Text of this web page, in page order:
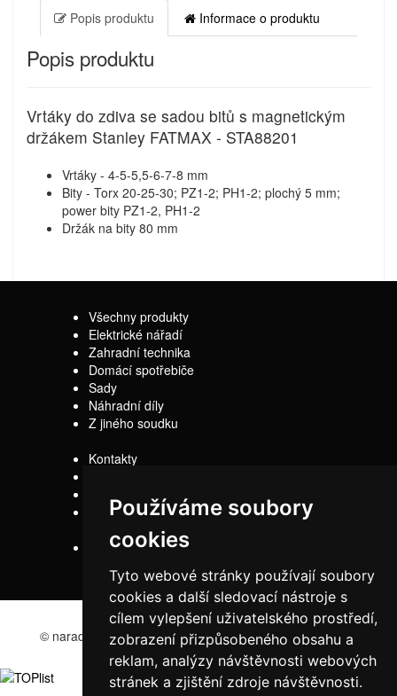
Používáme soubory
cookies
Tyto webové stránky používají soubory
cookies a další sledovací nástroje s
cílem vylepšení uživatelského prostředí,
zobrazení přizpůsobeného obsahu a
reklam, analýzy návštěvnosti webových
stránek a zjištění zdroje návštěvnosti.
Popis produktu
Informace o produktu
Popis produktu
Vrtáky do zdiva se sadou bitů s magnetickým
držákem Stanley FATMAX - STA88201
Vrtáky - 4-5-5,5-6-7-8 mm
Bity - Torx 20-25-30; PZ1-2; PH1-2; plochý 5 mm;
power bity PZ1-2, PH1-2
Držák na bity 80 mm
Všechny produkty
Elektrické nářadí
Zahradní technika
Domácí spotřebiče
Sady
Náhradní díly
Z jiného soudku
Kontakty
Obchodní
Reklamační řád
© naradi-bd.cz 2016